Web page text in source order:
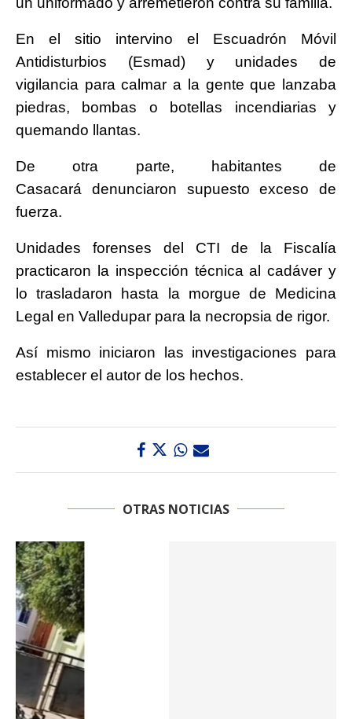
En el sitio intervino el Escuadrón Móvil
Antidisturbios (Esmad) y unidades de
vigilancia para calmar a la gente que lanzaba
piedras, bombas o botellas incendiarias y
quemando llantas.
De otra parte, habitantes de
Casacará denunciaron supuesto exceso de
fuerza.
Unidades forenses del CTI de la Fiscalía
practicaron la inspección técnica al cadáver y
lo trasladaron hasta la morgue de Medicina
Legal en Valledupar para la necropsia de rigor.
Así mismo iniciaron las investigaciones para
establecer el autor de los hechos.
OTRAS NOTICIAS